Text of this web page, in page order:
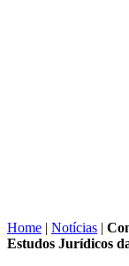
Home | Notícias |
Estudos Jurídicos